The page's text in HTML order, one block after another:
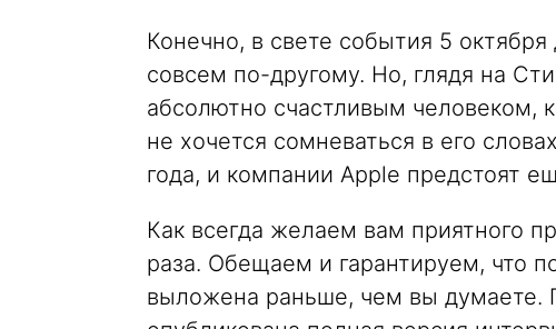
Конечно, в свете события 5
совсем по-другому. Но, глядя на
абсолютно счастливым человеком,
не хочется сомневаться в его
года, и компании Apple предстоят
Как всегда желаем вам приятного
раза. Обещаем и гарантируем, что
выложена раньше, чем вы думаете.